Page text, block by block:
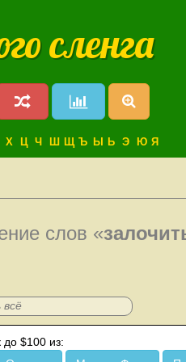
сленга
Х Ц Ч Ш Щ Ъ Ы Ь Э Ю Я
слов «
всё
до $100 из: